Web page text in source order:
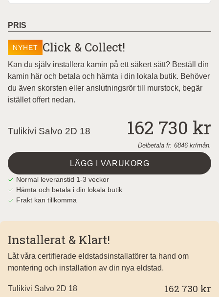
PRIS
NYHET Click & Collect!
Kan du själv installera kamin på ett säkert sätt? Beställ din
kamin här och betala och hämta i din lokala butik. Behöver
du även skorsten eller anslutningsrör till murstock, begär
istället offert nedan.
Tulikivi Salvo 2D 18 162 730 kr
Delbetala fr. 6846 kr/mån.
Normal leveranstid 1-3 veckor
Hämta och betala i din lokala butik
Frakt kan tillkomma
LÄGG I VARUKORG
Installerat & Klart!
Låt våra certifierade eldstadsinstallatörer ta hand om
montering och installation av din nya eldstad.
Tulikivi Salvo 2D 18 162 730 kr